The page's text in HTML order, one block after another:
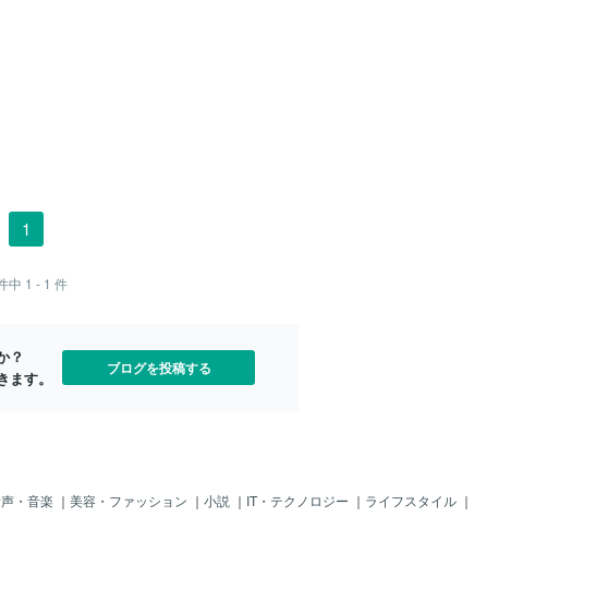
1
中 1 - 1 件
？
す。
ブログを投稿する
・音楽 ｜ 美容・ファッション ｜ 小説 ｜ IT・テクノロジー ｜ ライフスタイル ｜